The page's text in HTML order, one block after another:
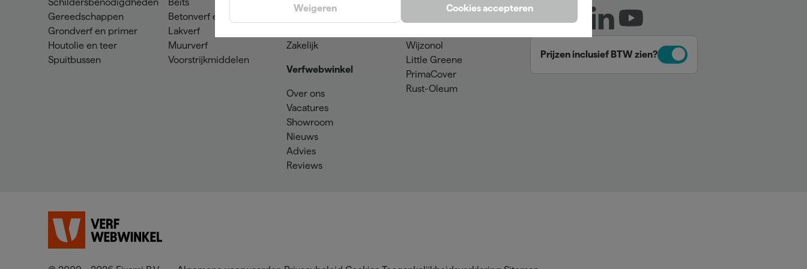
Cookies accepteren
Weigeren
Gereedschappen
Grondverf en primer
Houtolie en teer
Spuitbussen
Betonverf en -coatings
Lakverf
Muurverf
Voorstrijkmiddelen
Verzenden & retourneren
Zakelijk
Verfwebwinkel
Over ons
Vacatures
Showroom
Nieuws
Advies
Reviews
Wijzonol
Little Greene
PrimaCover
Rust-Oleum
Prijzen inclusief BTW zien?